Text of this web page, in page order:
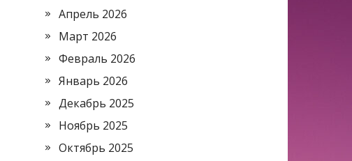
Апрель 2026
Март 2026
Февраль 2026
Январь 2026
Декабрь 2025
Ноябрь 2025
Октябрь 2025